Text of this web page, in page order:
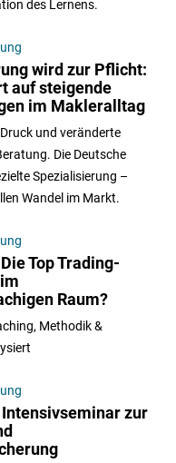
des Lernens.
wird zur Pflicht:
auf steigende
im Makleralltag
und veränderte
Die Deutsche
Spezialisierung –
Wandel im Markt.
Top Trading-
Raum?
Methodik &
Intensivseminar zur